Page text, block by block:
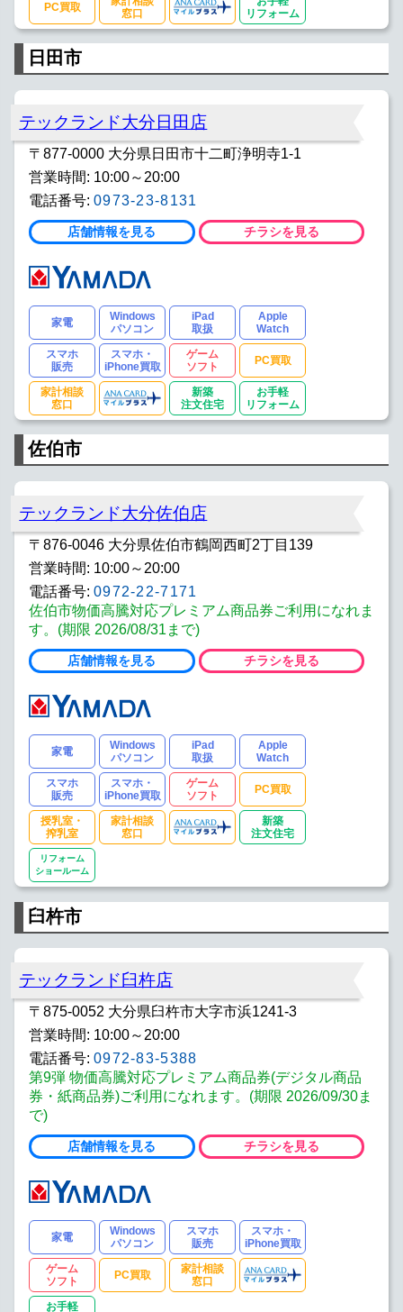
PC買取
窓口
リフォーム
日田市
テックランド大分日田店
〒877-0000 大分県日田市十二町浄明寺1-1
営業時間: 10:00～20:00
電話番号: 0973-23-8131
店舗情報を見る チラシを見る
家電
Windows
パソコン
iPad
取扱
Apple
Watch
スマホ
販売
スマホ・
iPhone買取
ゲーム
ソフト
PC買取
家計相談
窓口
新築
注文住宅
お手軽
リフォーム
佐伯市
テックランド大分佐伯店
〒876-0046 大分県佐伯市鶴岡西町2丁目139
営業時間: 10:00～20:00
電話番号: 0972-22-7171
佐伯市物価高騰対応プレミアム商品券ご利用になれま
す。(期限 2026/08/31まで)
店舗情報を見る チラシを見る
家電
Windows
パソコン
iPad
取扱
Apple
Watch
スマホ
販売
スマホ・
iPhone買取
ゲーム
ソフト
PC買取
授乳室・
搾乳室
家計相談
窓口
新築
注文住宅
リフォーム
ショールーム
臼杵市
テックランド臼杵店
〒875-0052 大分県臼杵市大字市浜1241-3
営業時間: 10:00～20:00
電話番号: 0972-83-5388
第9弾 物価高騰対応プレミアム商品券(デジタル商品
券・紙商品券)ご利用になれます。(期限 2026/09/30ま
で)
店舗情報を見る チラシを見る
家電
Windows
パソコン
スマホ
販売
スマホ・
iPhone買取
ゲーム
ソフト
PC買取
家計相談
窓口
お手軽